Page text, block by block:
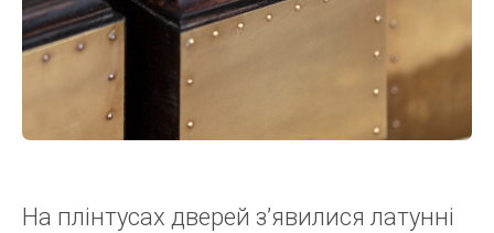
На плінтусах дверей з’явилися латунні